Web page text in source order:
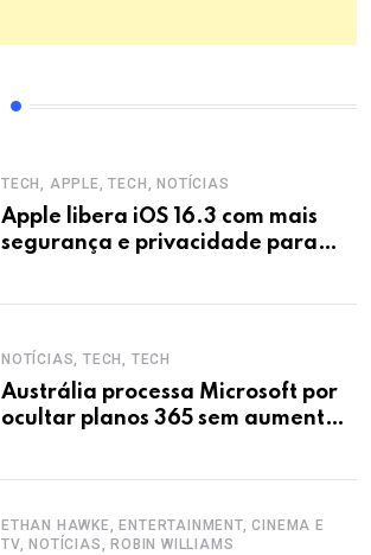
TECH, APPLE, TECH, NOTÍCIAS
Apple libera iOS 16.3 com mais
segurança e privacidade para
NOTÍCIAS, TECH, TECH
Austrália processa Microsoft por
ocultar planos 365 sem aumento e
ETHAN HAWKE, ENTERTAINMENT, CINEMA E
TV, NOTÍCIAS, ROBIN WILLIAMS